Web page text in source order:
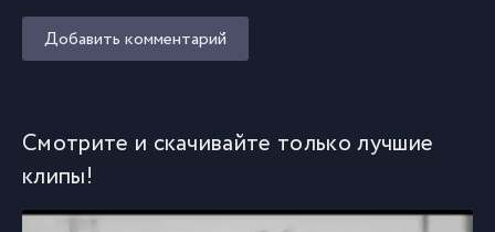
Добавить комментарий
Смотрите и скачивайте только лучшие
клипы!